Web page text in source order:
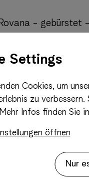
- gebürstet
Impala - poliert
Mahal
Settings
Cookies, um
zu verbessern.
Mehr Infos finden Sie
öffnen
Nur